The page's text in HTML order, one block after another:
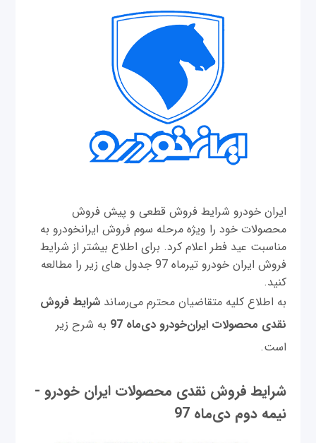
ایران خودرو شرایط فروش قطعی و پیش فروش
محصولات خود را ویژه مرحله سوم فروش ایرانخودرو به
مناسبت عید فطر اعلام کرد. برای اطلاع بیشتر از شرایط
فروش ایران خودرو تیرماه 97 جدول های زیر را مطالعه
کنید.
به اطلاع کلیه متقاضیان محترم می‌رساندشرایط فروش
نقدی محصولات ایران‌خودرو دی‌ماه 97
به شرح زیر
است.
شرایط فروش نقدی محصولات ایران خودرو -
نیمه دوم دی‌ماه 97